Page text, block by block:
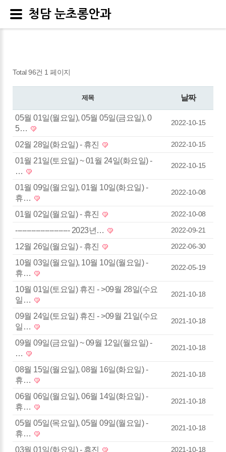
Total 96건 1 페이지
제목 날짜
05월 01일(월요일), 05월 05일(금요일), 0
5…
2022-10-15
02월 28일(화요일) - 휴진 2022-10-15
01월 21일(토요일) ~ 01월 24일(화요일) -
…
2022-10-15
01월 09일(월요일), 01월 10일(화요일) -
휴…
2022-10-08
01월 02일(월요일) - 휴진 2022-10-08
------------------------ 2023년… 2022-09-21
12월 26일(월요일) - 휴진 2022-06-30
10월 03일(월요일), 10월 10일(월요일) -
휴…
2022-05-19
10월 01일(토요일) 휴진 - >09월 28일(수요
일…
2021-10-18
09월 24일(토요일) 휴진 - >09월 21일(수요
일…
2021-10-18
09월 09일(금요일) ~ 09월 12일(월요일) -
…
2021-10-18
08월 15일(월요일), 08월 16일(화요일) -
휴…
2021-10-18
06월 06일(월요일), 06월 14일(화요일) -
휴…
2021-10-18
05월 05일(목요일), 05월 09일(월요일) -
휴…
2021-10-18
03월 01일(화요일) - 휴진 2021-10-18
청담 눈초롱안과